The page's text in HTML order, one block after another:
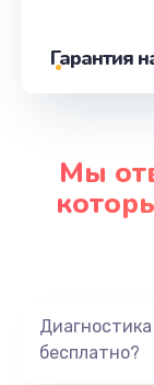
Гарантия
Мы
бесплатно?